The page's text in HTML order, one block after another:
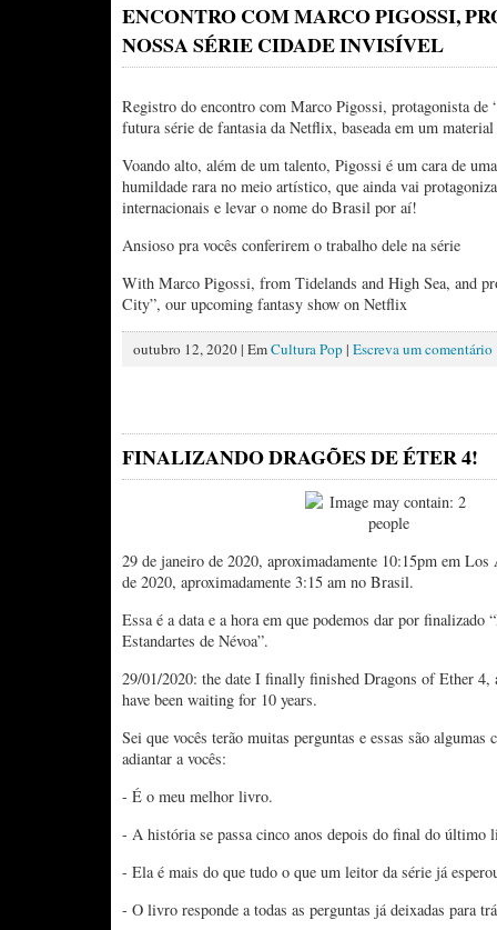
ENCONTRO COM MARCO PIGOSSI,
NOSSA SÉRIE CIDADE INVISÍVEL
Registro do encontro com Marco Pigossi, protagonista de
futura série de fantasia da Netflix, baseada em um
Voando alto, além de um talento, Pigossi é um cara de
humildade rara no meio artístico, que ainda vai
internacionais e levar o nome do Brasil por aí!
Ansioso pra vocês conferirem o trabalho dele na série
With Marco Pigossi, from Tidelands and High Sea, and
City”, our upcoming fantasy show on Netflix
outubro 12, 2020 | EmCultura Pop| Escreva um comentário
FINALIZANDO DRAGÕES DE ÉTER 4!
29 de janeiro de 2020, aproximadamente 10:15pm em
de 2020, aproximadamente 3:15 am no Brasil.
Essa é a data e a hora em que podemos dar por finalizado
Estandartes de Névoa”.
29/01/2020: the date I finally finished Dragons of Ether 4,
have been waiting for 10 years.
Sei que vocês terão muitas perguntas e essas são algumas
adiantar a vocês:
- É o meu melhor livro.
- A história se passa cinco anos depois do final do último
- Ela é mais do que tudo o que um leitor da série já
- O livro responde a todas as perguntas já deixadas para